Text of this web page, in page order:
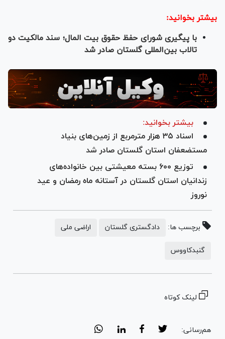
بیشتر بخوانید:
با پیگیری شورای حفظ حقوق بیت المال؛ سند مالکیت دو
تالاب بین‌المللی گلستان صادر شد
بیشتر بخوانید:
اسناد ۳۵ هزار مترمربع از زمین‌های بنیاد
مستضعفان استان گلستان صادر شد
توزیع ۶۰۰ بسته معیشتی بین خانواده‌های
زندانیان استان گلستان در آستانه ماه رمضان و عید
نوروز
برچسب ها: دادگستری گلستان اراضی ملی
گنبدکاووس
لینک کوتاه
هم‌رسانی: